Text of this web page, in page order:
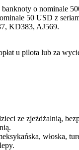
o nominale
50 USD z
KD383, AJ569.
u pilota lub za
ze zjeżdżalnią,
włoska,